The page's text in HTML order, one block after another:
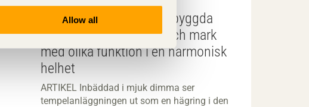
Allow all
Tempelkomplex med nybyggda
volymer för kropp, själ och mark
med olika funktion i en harmonisk
helhet
ARTIKEL Inbäddad i mjuk dimma ser
tempelanläggningen ut som en hägring i den